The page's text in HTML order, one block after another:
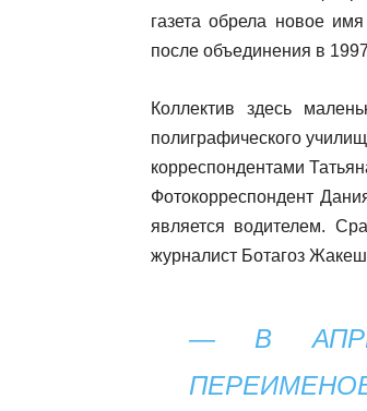
газета обрела новое
после объединения в
Коллектив здесь
полиграфического
корреспондентами
Фотокорреспондент
является водителем.
журналист Ботагоз
— В